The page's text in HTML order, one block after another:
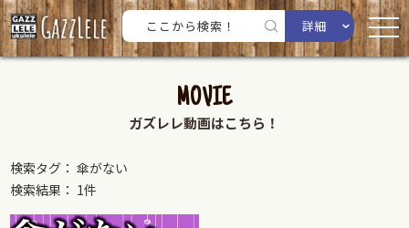
詳細
MOVIE
ガズレレ動画はこちら！
検索タグ： 傘がない
検索結果： 1件